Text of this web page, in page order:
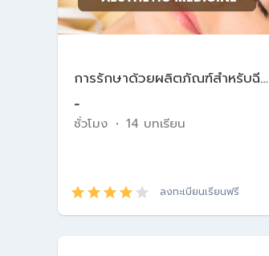
การรักษาด้วยผลิตภัณฑ์สำหรับฉีด
-
ชั่วโมง · 14 บทเรียน
ลงทะเบียนเรียนฟรี